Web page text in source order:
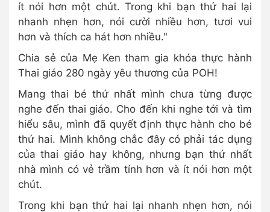
ít nói hơn một chút. Trong khi bạn thứ hai lại
nhanh nhẹn hơn, nói cười nhiều hơn, tươi vui
hơn và thích ca hát hơn nhiều."
Chia sẻ của Mẹ Ken tham gia khóa thực hành
Thai giáo 280 ngày yêu thương của POH!
Mang thai bé thứ nhất mình chưa từng được
nghe đến thai giáo. Cho đến khi nghe tới và tìm
hiểu sâu, mình đã quyết định thực hành cho bé
thứ hai. Mình không chắc đây có phải tác dụng
của thai giáo hay không, nhưng bạn thứ nhất
nhà mình có vẻ trầm tính hơn và ít nói hơn một
chút.
Trong khi bạn thứ hai lại nhanh nhẹn hơn, nói